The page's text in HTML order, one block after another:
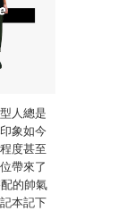
人總是
象如今
度甚至
帶來了
的帥氣
本記下